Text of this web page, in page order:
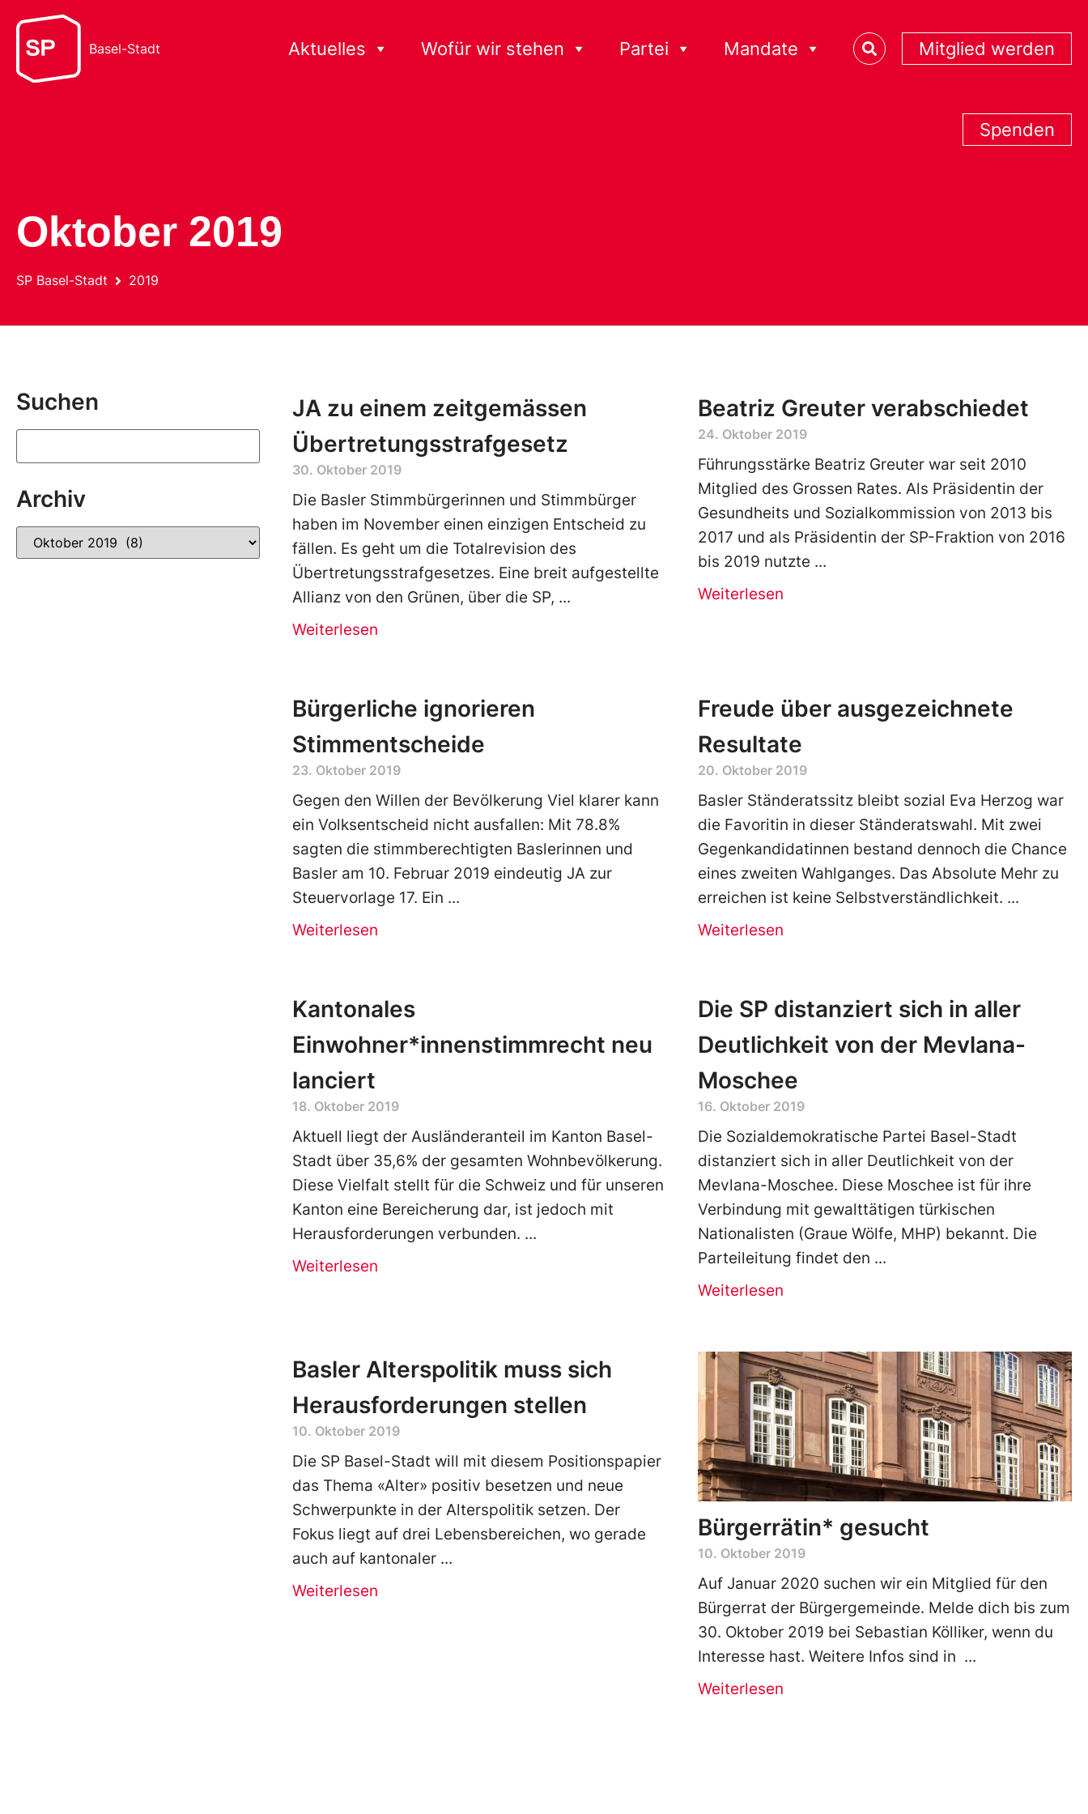
Basel-Stadt Aktuelles Wofür wir stehen Partei Mandate Mitglied werden
Spenden
Oktober 2019
SP Basel-Stadt 2019
Suchen
Archiv
JA zu einem zeitgemässen
Übertretungsstrafgesetz
30. Oktober 2019
Die Basler Stimmbürgerinnen und Stimmbürger
haben im November einen einzigen Entscheid zu
fällen. Es geht um die Totalrevision des
Übertretungsstrafgesetzes. Eine breit aufgestellte
Allianz von den Grünen, über die SP,
Weiterlesen
Beatriz Greuter verabschiedet
24. Oktober 2019
Führungsstärke Beatriz Greuter war seit 2010
Mitglied des Grossen Rates. Als Präsidentin der
Gesundheits und Sozialkommission von 2013 bis
2017 und als Präsidentin der SP-Fraktion von 2016
bis 2019 nutzte
Weiterlesen
Bürgerliche ignorieren
Stimmentscheide
23. Oktober 2019
Gegen den Willen der Bevölkerung Viel klarer kann
ein Volksentscheid nicht ausfallen: Mit 78.8%
sagten die stimmberechtigten Baslerinnen und
Basler am 10. Februar 2019 eindeutig JA zur
Steuervorlage 17. Ein
Weiterlesen
Freude über ausgezeichnete
Resultate
20. Oktober 2019
Basler Ständeratssitz bleibt sozial Eva Herzog war
die Favoritin in dieser Ständeratswahl. Mit zwei
Gegenkandidatinnen bestand dennoch die Chance
eines zweiten Wahlganges. Das Absolute Mehr zu
erreichen ist keine Selbstverständlichkeit.
Weiterlesen
Kantonales
Einwohner*innenstimmrecht neu
lanciert
18. Oktober 2019
Aktuell liegt der Ausländeranteil im Kanton Basel-
Stadt über 35,6% der gesamten Wohnbevölkerung.
Diese Vielfalt stellt für die Schweiz und für unseren
Kanton eine Bereicherung dar, ist jedoch mit
Herausforderungen verbunden.
Weiterlesen
Die SP distanziert sich in aller
Deutlichkeit von der Mevlana-
Moschee
16. Oktober 2019
Die Sozialdemokratische Partei Basel-Stadt
distanziert sich in aller Deutlichkeit von der
Mevlana-Moschee. Diese Moschee ist für ihre
Verbindung mit gewalttätigen türkischen
Nationalisten (Graue Wölfe, MHP) bekannt. Die
Parteileitung findet den
Weiterlesen
Basler Alterspolitik muss sich
Herausforderungen stellen
10. Oktober 2019
Die SP Basel-Stadt will mit diesem Positionspapier
das Thema «Alter» positiv besetzen und neue
Schwerpunkte in der Alterspolitik setzen. Der
Fokus liegt auf drei Lebensbereichen, wo gerade
auch auf kantonaler
Weiterlesen
Bürgerrätin* gesucht
10. Oktober 2019
Auf Januar 2020 suchen wir ein Mitglied für den
Bürgerrat der Bürgergemeinde. Melde dich bis zum
30. Oktober 2019 bei Sebastian Kölliker, wenn du
Interesse hast. Weitere Infos sind in
Weiterlesen